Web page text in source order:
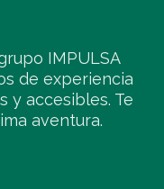
IMPULSA
de experiencia
y accesibles. Te
aventura.